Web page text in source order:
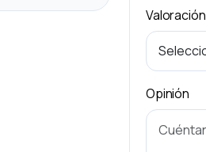
Valoración
Opinión